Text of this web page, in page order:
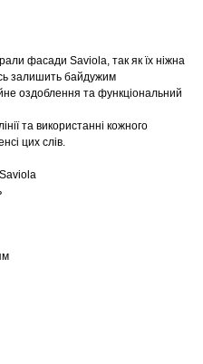
фасади Saviola, так як їх ніжна
залишить байдужим
оздоблення та функціональний
та використанні кожного
цих слів.